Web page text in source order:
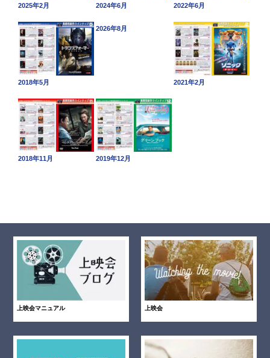
2025年2月 2024年6月 2022年6月
2018年5月
2026年8月
2021年2月
2018年11月 2019年12月
上映会マニュアル 上映会